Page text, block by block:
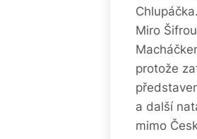
Miro
protože
a další
mimo